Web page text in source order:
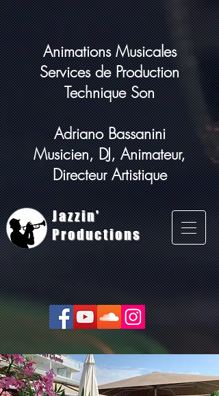
Animations Musicales
Services de Production
Technique Son
Adriano Bassanini
Musicien, DJ, Animateur,
Directeur Artistique
Jazzin'
Productions